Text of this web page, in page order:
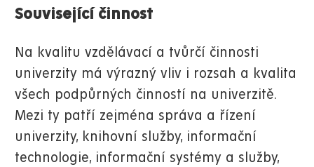
Související činnost
Na kvalitu vzdělávací a tvůrčí činnosti
univerzity má výrazný vliv i rozsah a kvalita
všech podpůrných činností na univerzitě.
Mezi ty patří zejména správa a řízení
univerzity, knihovní služby, informační
technologie, informační systémy a služby,